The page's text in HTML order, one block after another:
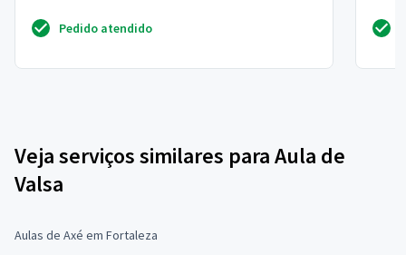
Pedido atendido
Veja serviços similares para Aula de
Valsa
Aulas de Axé em Fortaleza